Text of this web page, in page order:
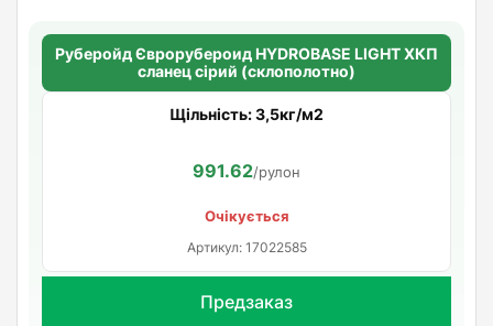
Руберойд Єврорубероид HYDROBASE LIGHT ХКП
сланец сірий (склополотно)
Щільність: 3,5кг/м2
991.62/рулон
Очікується
Артикул: 17022585
Предзаказ